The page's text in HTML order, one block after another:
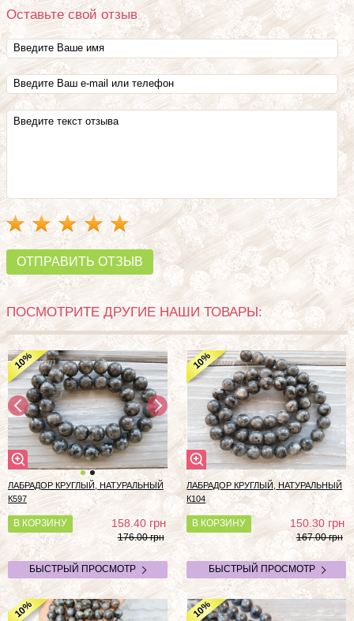
Оставьте свой отзыв
ОТПРАВИТЬ ОТЗЫВ
ПОСМОТРИТЕ ДРУГИЕ НАШИ ТОВАРЫ:
10%
ЛАБРАДОР КРУГЛЫЙ, НАТУРАЛЬНЫЙ
К597
В КОРЗИНУ 158.40грн
176.00 грн
БЫСТРЫЙ ПРОСМОТР
10%
ЛАБРАДОР КРУГЛЫЙ, НАТУРАЛЬНЫЙ
К104
В КОРЗИНУ 150.30грн
167.00 грн
БЫСТРЫЙ ПРОСМОТР
10% 10%